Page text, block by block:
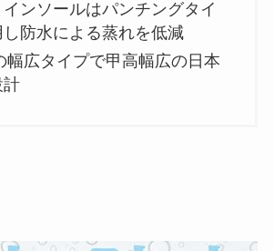
ンソールはパンチングタイ
防水による蒸れを低減
幅広タイプで甲高幅広の日本
計